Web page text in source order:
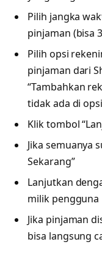
Pilih jangka
pinjaman (bisa
Pilih opsi
pinjaman dari
“Tambahkan
tidak ada di
Klik tombol
Jika semuanya
Sekarang”
Lanjutkan
milik pengguna
Jika pinjaman
bisa langsung